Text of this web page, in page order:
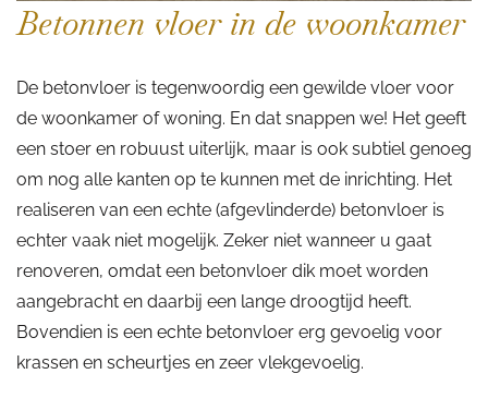
Betonnen vloer in de woonkamer
De betonvloer is tegenwoordig een gewilde vloer voor
de woonkamer of woning. En dat snappen we! Het geeft
een stoer en robuust uiterlijk, maar is ook subtiel genoeg
om nog alle kanten op te kunnen met de inrichting. Het
realiseren van een echte (afgevlinderde) betonvloer is
echter vaak niet mogelijk. Zeker niet wanneer u gaat
renoveren, omdat een betonvloer dik moet worden
aangebracht en daarbij een lange droogtijd heeft.
Bovendien is een echte betonvloer erg gevoelig voor
krassen en scheurtjes en zeer vlekgevoelig.